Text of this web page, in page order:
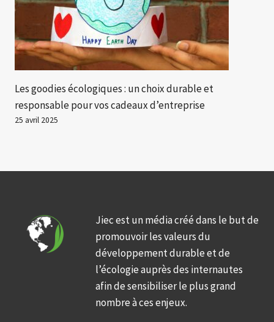
Les goodies écologiques : un choix durable et
responsable pour vos cadeaux d’entreprise
25 avril 2025
Jiec est un média créé dans le but de
promouvoir les valeurs du
développement durable et de
l’écologie auprès des internautes
afin de sensibiliser le plus grand
nombre à ces enjeux.